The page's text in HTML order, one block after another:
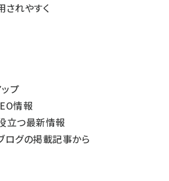
れやすく
プ
情報
立つ最新情報
ログの掲載記事から